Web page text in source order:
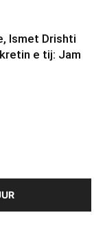
Ismet Drishti
e tij: Jam